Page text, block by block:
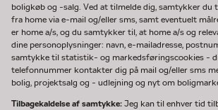
boligkøb og -salg. Ved at tilmelde dig, samtykker du
fra home via e-mail og/eller sms, samt eventuelt
er home a/s, og du samtykker til, at home a/s og
dine personoplysninger: navn, e-mailadresse,
samtykke til statistik- og markedsføringscookies -
telefonnummer kontakter dig på mail og/eller sms
bolig, projektsalg og - udlejning og nyt om
Tilbagekaldelse af samtykke:Jeg kan til enhver tid